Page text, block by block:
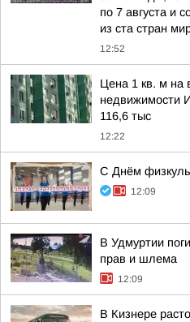
по 7 августа и
из ста стран
12:52
Цена 1 кв. м на
недвижимости
116,6 тыс
12:22
С Днём
12:09
В Удмуртии
прав и шлема
12:09
В Кизнере